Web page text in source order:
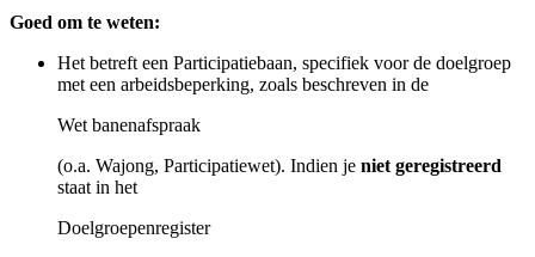
Goed om te weten:
Het betreft een Participatiebaan, specifiek voor de doelgroep
met een arbeidsbeperking, zoals beschreven in de
Wet banenafspraak
(o.a. Wajong, Participatiewet). Indien je niet geregistreerd
staat in het
Doelgroepenregister